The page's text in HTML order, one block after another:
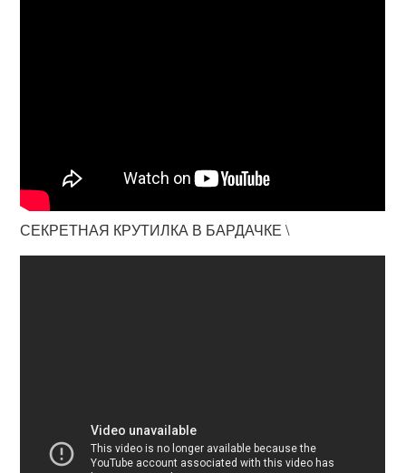
СЕКРЕТНАЯ КРУТИЛКА В БАРДАЧКЕ \